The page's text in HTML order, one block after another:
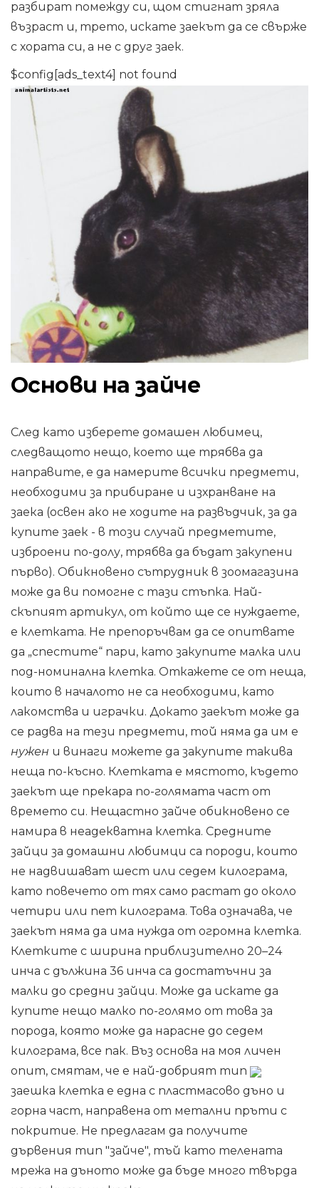
разбират помежду си, щом стигнат зряла
възраст и, трето, искате заекът да се свърже
с хората си, а не с друг заек.
$config[ads_text4] not found
Основи на зайче
След като изберете домашен любимец,
следващото нещо, което ще трябва да
направите, е да намерите всички предмети,
необходими за прибиране и изхранване на
заека (освен ако не ходите на развъдчик, за да
купите заек - в този случай предметите,
изброени по-долу, трябва да бъдат закупени
първо). Обикновено сътрудник в зоомагазина
може да ви помогне с тази стъпка. Най-
скъпият артикул, от който ще се нуждаете,
е клетката. Не препоръчвам да се опитвате
да „спестите“ пари, като закупите малка или
под-номинална клетка. Откажете се от неща,
които в началото не са необходими, като
лакомства и играчки. Докато заекът може да
се радва на тези предмети, той няма да им е
нужен и винаги можете да закупите такива
неща по-късно. Клетката е мястото, където
заекът ще прекара по-голямата част от
времето си. Нещастно зайче обикновено се
намира в неадекватна клетка. Средните
зайци за домашни любимци са породи, които
не надвишават шест или седем килограма,
като повечето от тях само растат до около
четири или пет килограма. Това означава, че
заекът няма да има нужда от огромна клетка.
Клетките с ширина приблизително 20–24
инча с дължина 36 инча са достатъчни за
малки до средни зайци. Може да искате да
купите нещо малко по-голямо от това за
порода, която може да нарасне до седем
килограма, все пак. Въз основа на моя личен
опит, смятам, че е най-добрият тип
заешка клетка е една с пластмасово дъно и
горна част, направена от метални пръти с
покритие. Не предлагам да получите
дървения тип "зайче", тъй като телената
мрежа на дъното може да бъде много твърда